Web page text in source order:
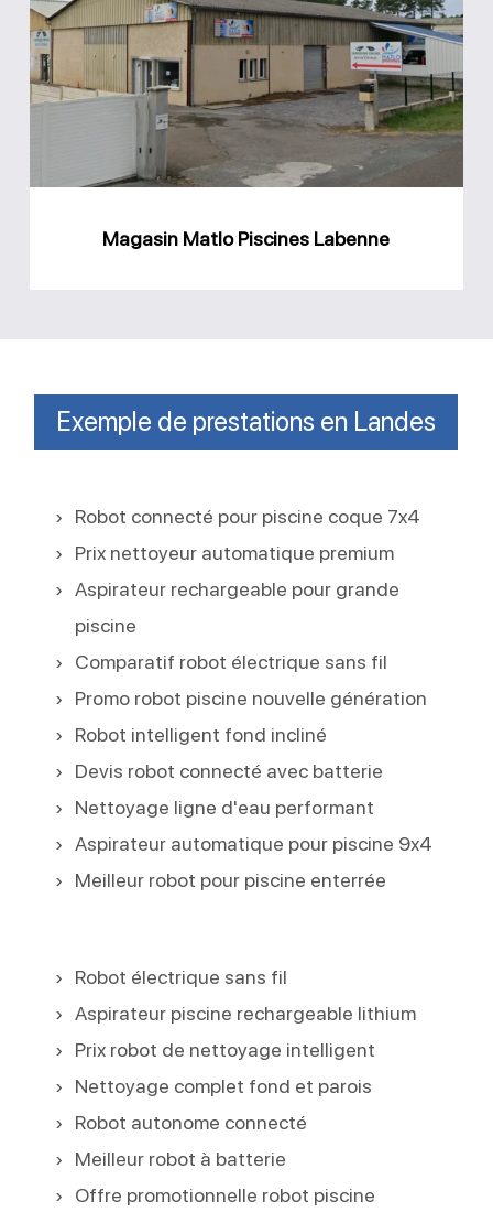
Piscines
Labenne
Magasin Matlo Piscines Labenne
Exemple de prestations en Landes
Robot connecté pour piscine coque 7x4
Prix nettoyeur automatique premium
Aspirateur rechargeable pour grande
piscine
Comparatif robot électrique sans fil
Promo robot piscine nouvelle génération
Robot intelligent fond incliné
Devis robot connecté avec batterie
Nettoyage ligne d'eau performant
Aspirateur automatique pour piscine 9x4
Meilleur robot pour piscine enterrée
Robot électrique sans fil
Aspirateur piscine rechargeable lithium
Prix robot de nettoyage intelligent
Nettoyage complet fond et parois
Robot autonome connecté
Meilleur robot à batterie
Offre promotionnelle robot piscine